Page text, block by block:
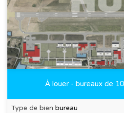
À louer - bureaux de
Type de bien bureau